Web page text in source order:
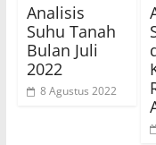
Analisis
Suhu Tanah
Bulan Juli
2022
8 Agustus 2022